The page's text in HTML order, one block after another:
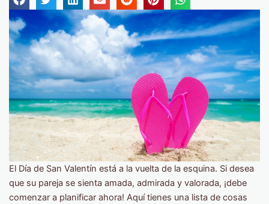
El Día de San Valentín está a la vuelta de la esquina. Si desea
que su pareja se sienta amada, admirada y valorada, ¡debe
comenzar a planificar ahora! Aquí tienes una lista de cosas